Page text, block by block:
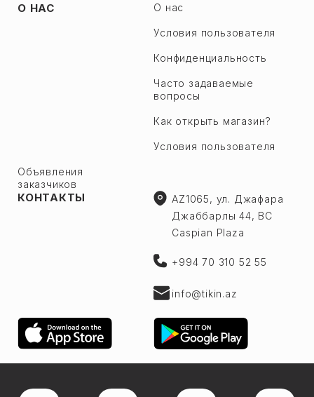
О НАС О нас
Условия пользователя
Конфиденциальность
Часто задаваемые
вопросы
Как открыть магазин?
Условия пользователя
Объявления
заказчиков
КОНТАКТЫ
AZ1065, ул. Джафара
Джаббарлы 44, BC
Caspian Plaza
+994 70 310 52 55
info@tikin.az